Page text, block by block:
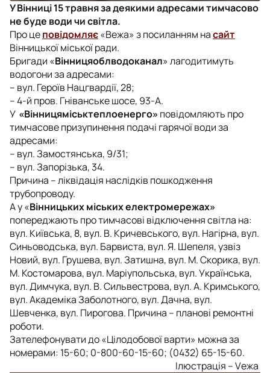
У Вінниці 15 травня за деякими адресами тимчасово
не буде води чи світла.
Про цеповідомляє«Вежа» з посиланням насайт
Вінницької міської ради.
Бригади «Вінницяоблводоканал» лагодитимуть
водогони за адресами:
– вул. Героїв Нацгвардії, 28;
– 4-й пров. Гніванське шосе, 93-А.
У «Вінницяміськтеплоенерго» повідомляють про
тимчасове призупинення подачі гарячої води за
адресами:
– вул. Замостянська, 9/31;
– вул. Запорізька, 34.
Причина – ліквідація наслідків пошкодження
трубопроводу.
А у «Вінницьких міських електромережах»
попереджають про тимчасові відключення світла на:
вул. Київська, 8, вул. В. Кричевського, вул. Нагірна, вул.
Синьоводська, вул. Барвиста, вул. Я. Шепеля, узвіз
Новий, вул. Грушева, вул. Затишна, вул. М. Скорика, вул.
М. Костомарова, вул. Маріупольська, вул. Українська,
вул. Димчука, вул. В. Сильвестрова, вул. А. Кримського,
вул. Академіка Заболотного, вул. Дачна, вул.
Шевченка, вул. Пирогова. Причина – планові ремонтні
роботи.
Зателефонувати до «Цілодобової варти» можна за
номерами: 15-60; 0-800-60-15-60; (0432) 65-15-60.
Ілюстрація – Vежа